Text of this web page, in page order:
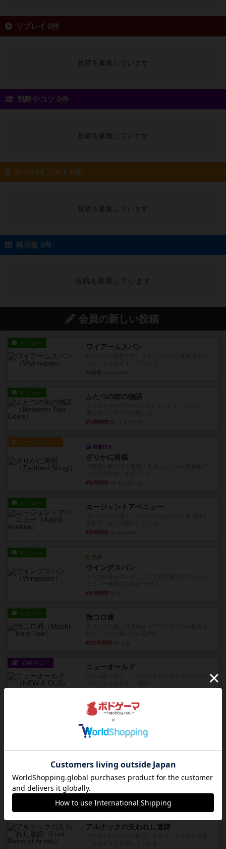
リプレイ 0件
投稿を募集しています
戦略やコツ 0件
投稿を募集しています
ルール/インスト 0件
投稿を募集しています
掲示板 0件
投稿を募集しています
会員の新しい投稿
レビュー ワイアームスパン
18分前
レビュー ふたつの街の物語
約4時間前
ルール/インスト
画像付き
ざりかに将棋
約5時間前
レビュー エージェントアベニュー
約5時間前
レビュー
充実
ウイングスパン
約6時間前
レビュー 街コロ通
約10時間前
戦略やコツ ニューオールド
ニューオールド
ボードゲームを1,000個以上持っているユーザー視
点で良かった点と悪か...
デクリプト
プレイ感がしっかりしてるから、超ボードゲーム
やったなって感じ。パーティ...
約12時間前
レビュー
アルナックの失われし遺跡